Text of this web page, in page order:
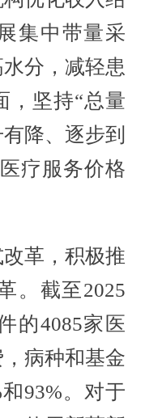
集中带量采
分，减轻患
，坚持“总量
降、逐步到
疗服务价格
革，积极推
。截至2025
的4085家医
病种和基金
93%。对于